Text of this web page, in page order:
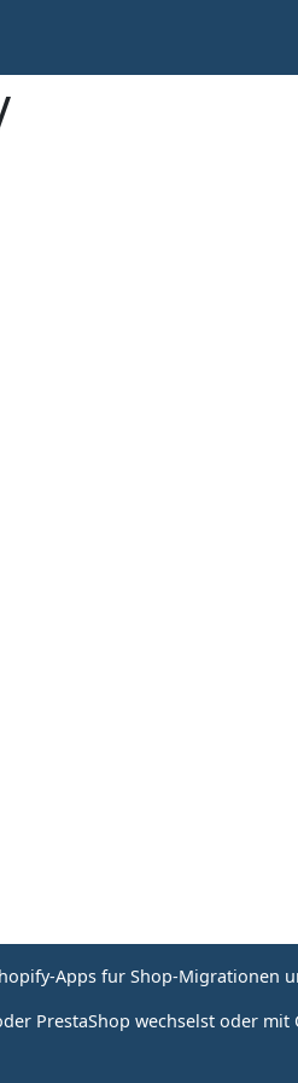
Apps fur Shop-Migrationen
PrestaShop wechselst oder